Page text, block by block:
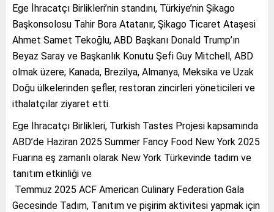
Ege İhracatçı Birlikleri’nin standını, Türkiye’nin Şikago
Başkonsolosu Tahir Bora Atatanır, Şikago Ticaret Ataşesi
Ahmet Samet Tekoğlu, ABD Başkanı Donald Trump’ın
Beyaz Saray ve Başkanlık Konutu Şefi Guy Mitchell, ABD
olmak üzere; Kanada, Brezilya, Almanya, Meksika ve Uzak
Doğu ülkelerinden şefler, restoran zincirleri yöneticileri ve
ithalatçılar ziyaret etti.
Ege İhracatçı Birlikleri, Turkish Tastes Projesi kapsamında
ABD’de Haziran 2025 Summer Fancy Food New York 2025
Fuarına eş zamanlı olarak New York Türkevinde tadım ve
tanıtım etkinliği ve
Temmuz 2025 ACF American Culinary Federation Gala
Gecesinde Tadım, Tanıtım ve pişirim aktivitesi yapmak için